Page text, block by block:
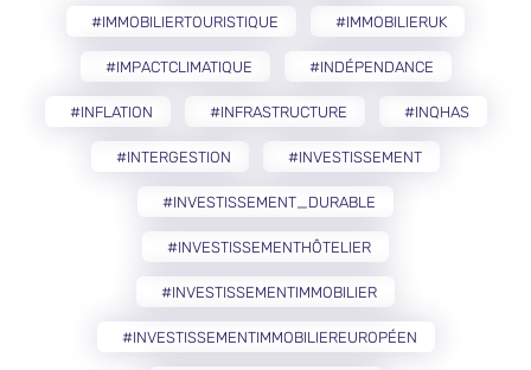
#IMMOBILIERTOURISTIQUE #IMMOBILIERUK
#IMPACTCLIMATIQUE #INDÉPENDANCE
#INFLATION #INFRASTRUCTURE #INQHAS
#INTERGESTION #INVESTISSEMENT
#INVESTISSEMENT_DURABLE
#INVESTISSEMENTHÔTELIER
#INVESTISSEMENTIMMOBILIER
#INVESTISSEMENTIMMOBILIEREUROPÉEN